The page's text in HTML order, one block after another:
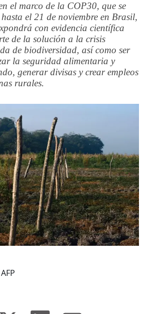
el marco de la COP30, que se
el 21 de noviembre en Brasil,
con evidencia científica
de la solución a la crisis
de biodiversidad, así como ser
la seguridad alimentaria y
generar divisas y crear empleos
rurales.